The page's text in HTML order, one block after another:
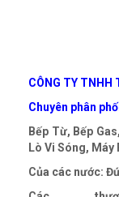
CÔNG TY TNHH
Chuyên phân
Bếp Từ, Bếp
Lò Vi Sóng, Máy
Của các nước: